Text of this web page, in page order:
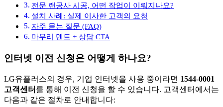
전문 랜공사 시공, 어떤 작업이 이뤄지나요?
설치 사례: 실제 이사한 고객의 요청
자주 묻는 질문 (FAQ)
마무리 멘트 + 상담 CTA
인터넷 이전 신청은 어떻게 하나요?
LG유플러스의 경우, 기업 인터넷을 사용 중이라면 1544-0001
고객센터 를 통해 이전 신청을 할 수 있습니다. 고객센터에서는
다음과 같은 절차로 안내합니다: